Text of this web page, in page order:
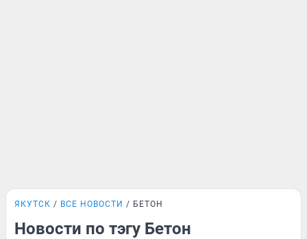
ЯКУТСК ВСЕ НОВОСТИ БЕТОН
Новости по тэгу Бетон